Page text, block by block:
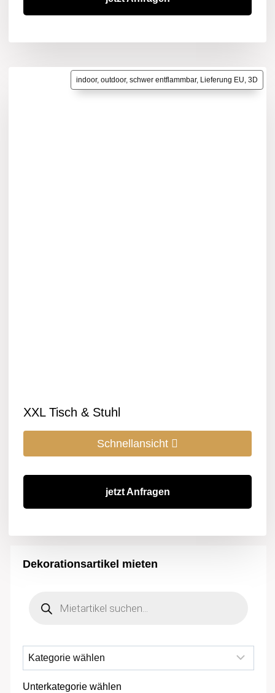
indoor, outdoor, schwer entflammbar, Lieferung EU, 3D
XXL Tisch & Stuhl
Schnellansicht
jetzt Anfragen
Dekorationsartikel mieten
search
Unterkategorie wählen